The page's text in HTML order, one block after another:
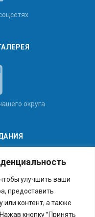
улучшить ваши
предоставить
контент, а также
кнопку "Принять
округа
газет